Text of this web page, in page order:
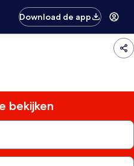
Download de app
bekijken